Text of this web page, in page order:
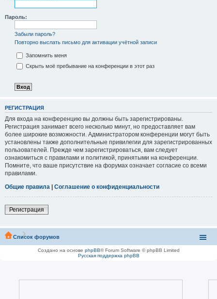
Пароль:
Забыли пароль?
Повторно выслать письмо для активации учётной записи
Запомнить меня
Скрыть моё пребывание на конференции в этот раз
РЕГИСТРАЦИЯ
Для входа на конференцию вы должны быть зарегистрированы.
Регистрация занимает всего несколько минут, но предоставляет вам
более широкие возможности. Администратором конференции могут быть
установлены также дополнительные привилегии для зарегистрированных
пользователей. Прежде чем зарегистрироваться, вам следует
ознакомиться с правилами и политикой, принятыми на конференции.
Помните, что ваше присутствие на форумах означает согласие со всеми
правилами.
Общие правила
Соглашение о конфиденциальности
Регистрация
Список форумов
Создано на основе phpBB® Forum Software © phpBB Limited
Русская поддержка phpBB